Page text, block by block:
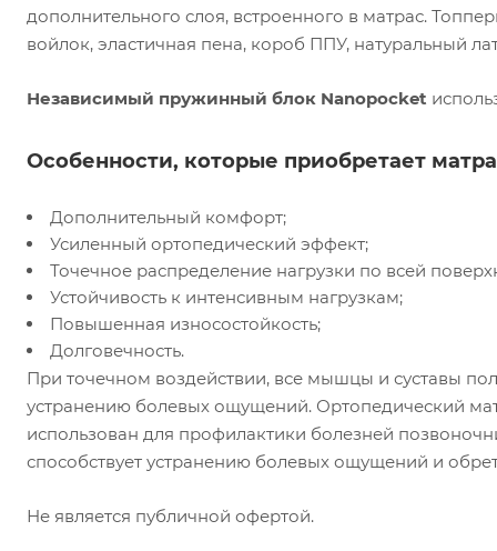
дополнительного слоя, встроенного в матрас.
войлок, эластичная пена, короб ППУ, натуральный
Независимый пружинный блок Nanopocket
Особенности, которые приобретает
Дополнительный комфорт;
Усиленный ортопедический эффект;
Точечное распределение нагрузки по всей
Устойчивость к интенсивным нагрузкам;
Повышенная износостойкость;
Долговечность.
При точечном воздействии, все мышцы и суставы
устранению болевых ощущений. Ортопедический
использован для профилактики болезней
способствует устранению болевых ощущений и
Не является публичной офертой.